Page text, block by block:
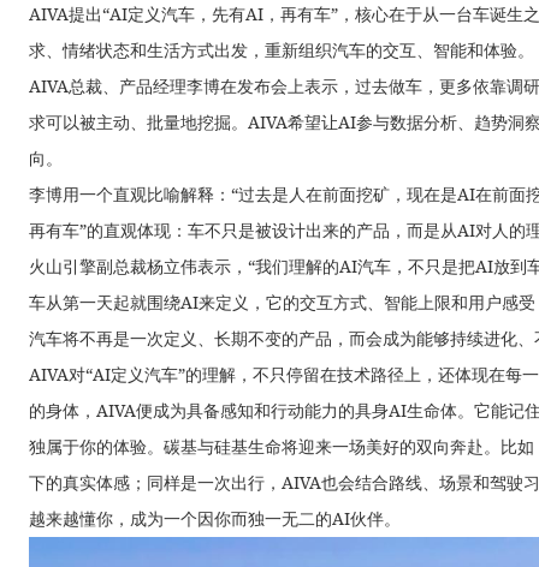
AIVA提出“AI定义汽车，先有AI，再有车”，核心在于从一台车诞生
求、情绪状态和生活方式出发，重新组织汽车的交互、智能和体验。
AIVA总裁、产品经理李博在发布会上表示，过去做车，更多依靠调
求可以被主动、批量地挖掘。AIVA希望让AI参与数据分析、趋势洞
向。
李博用一个直观比喻解释：“过去是人在前面挖矿，现在是AI在前
再有车”的直观体现：车不只是被设计出来的产品，而是从AI对人的
火山引擎副总裁杨立伟表示，“我们理解的AI汽车，不只是把AI放
车从第一天起就围绕AI来定义，它的交互方式、智能上限和用户感
汽车将不再是一次定义、长期不变的产品，而会成为能够持续进化
AIVA对“AI定义汽车”的理解，不只停留在技术路径上，还体现在每
的身体，AIVA便成为具备感知和行动能力的具身AI生命体。它能记
独属于你的体验。碳基与硅基生命将迎来一场美好的双向奔赴。比
下的真实体感；同样是一次出行，AIVA也会结合路线、场景和驾驶
越来越懂你，成为一个因你而独一无二的AI伙伴。